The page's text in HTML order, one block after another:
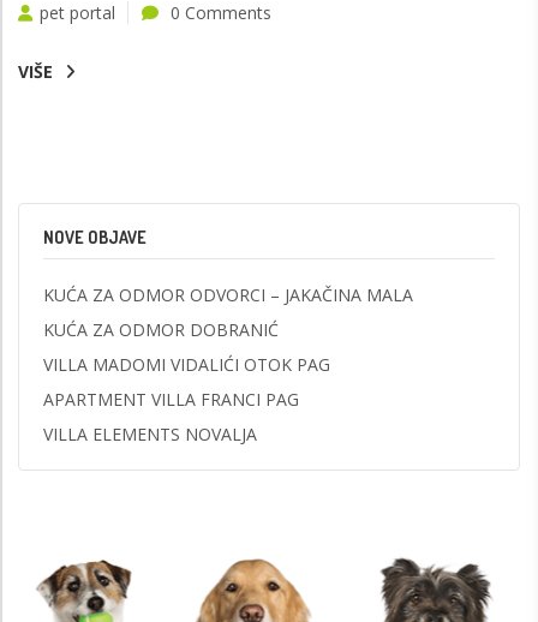
pet portal 0 Comments
VIŠE
NOVE OBJAVE
KUĆA ZA ODMOR ODVORCI – JAKAČINA MALA
KUĆA ZA ODMOR DOBRANIĆ
VILLA MADOMI VIDALIĆI OTOK PAG
APARTMENT VILLA FRANCI PAG
VILLA ELEMENTS NOVALJA